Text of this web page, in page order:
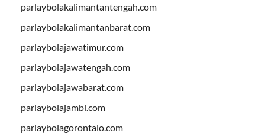
parlaybolakalimantantengah.com
parlaybolakalimantanbarat.com
parlaybolajawatimur.com
parlaybolajawatengah.com
parlaybolajawabarat.com
parlaybolajambi.com
parlaybolagorontalo.com